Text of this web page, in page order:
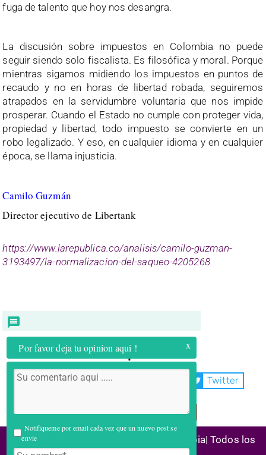
fuga de talento que hoy nos desangra.
La discusión sobre impuestos en Colombia no puede
seguir siendo solo fiscalista. Es filosófica y moral. Porque
mientras sigamos midiendo los impuestos en puntos de
recaudo y no en horas de libertad robada, seguiremos
atrapados en la servidumbre voluntaria que nos impide
prosperar. Cuando el Estado no cumple con proteger vida,
propiedad y libertad, todo impuesto se convierte en un
robo legalizado. Y eso, en cualquier idioma y en cualquier
época, se llama injusticia.
Camilo Guzmán
Director ejecutivo de Libertank
https://www.larepublica.co/analisis/camilo-guzman-
3193497/la-normalizacion-del-saqueo-4205268
Por favor deja tu opinion aqui ! x
Notifiqueme por email cada vez que un nuevo post se
envie
Compartir:
WhatsApp Twitter
Telegram Email
(C) 2026 Alianza Reconstrucción Colombia| Todos los